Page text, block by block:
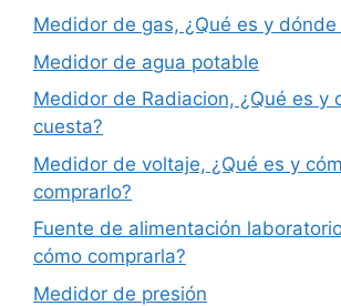
Medidor de gas, ¿Qué es y dónde
Medidor de agua potable
Medidor de Radiacion, ¿Qué es y
cuesta?
Medidor de voltaje, ¿Qué es y
comprarlo?
Fuente de alimentación
cómo comprarla?
Medidor de presión